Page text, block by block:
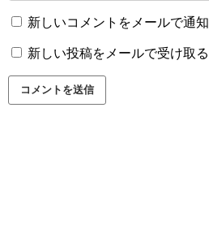
新しいコメントをメールで通知
新しい投稿をメールで受け取る